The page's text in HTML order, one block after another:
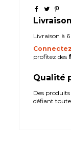
Livraison à
profitez des
Qualité
Des
défiant